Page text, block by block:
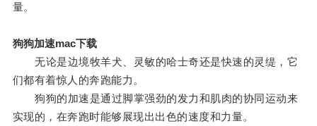
量。
狗狗加速mac下载
无论是边境牧羊犬、灵敏的哈士奇还是快速的灵缇，它
们都有着惊人的奔跑能力。
狗狗的加速是通过脚掌强劲的发力和肌肉的协同运动来
实现的，在奔跑时能够展现出出色的速度和力量。